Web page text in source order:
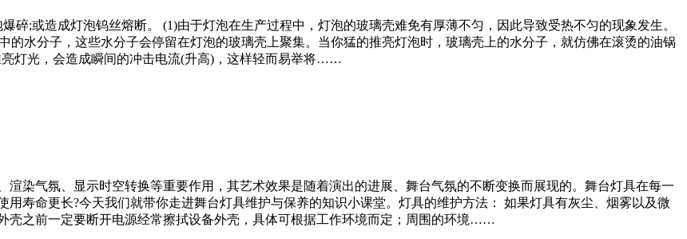
碎;或造成灯泡钨丝熔断。 (1)由于灯泡在生产过程中，灯泡的玻璃壳难免有厚薄不匀，因此导致受热不匀的现象发生。
的水分子，这些水分子会停留在灯泡的玻璃壳上聚集。当你猛的推亮灯泡时，玻璃壳上的水分子，就仿佛在滚烫的油锅
灯光，会造成瞬间的冲击电流(升高)，这样轻而易举将……
染气氛、显示时空转换等重要作用，其艺术效果是随着演出的进展、舞台气氛的不断变换而展现的。舞台灯具在每一
寿命更长?今天我们就带你走进舞台灯具维护与保养的知识小课堂。灯具的维护方法： 如果灯具有灰尘、烟雾以及微
壳之前一定要断开电源经常擦拭设备外壳，具体可根据工作环境而定；周围的环境……